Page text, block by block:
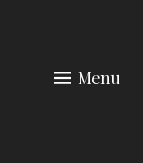
Menu